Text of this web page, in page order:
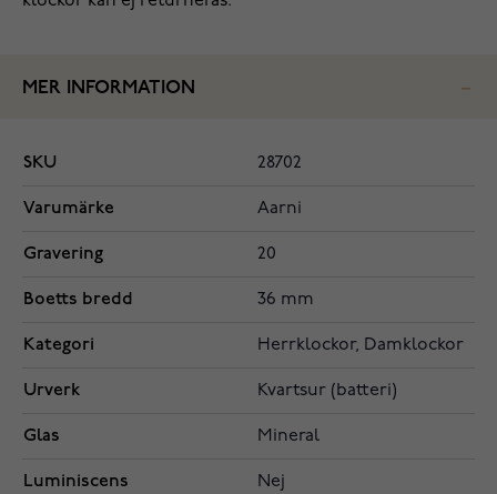
MER INFORMATION
SKU 28702
Varumärke Aarni
Gravering 20
Boetts bredd 36 mm
Kategori Herrklockor, Damklockor
Urverk Kvartsur (batteri)
Glas Mineral
Luminiscens Nej